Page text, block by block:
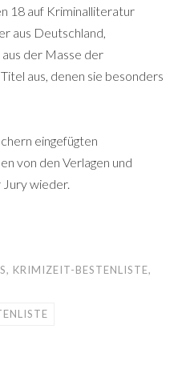
18 auf Kriminalliteratur
aus Deutschland,
der Masse der
aus, denen sie besonders
eingefügten
von den Verlagen und
Jury wieder.
, KRIMIZEIT-BESTENLISTE,